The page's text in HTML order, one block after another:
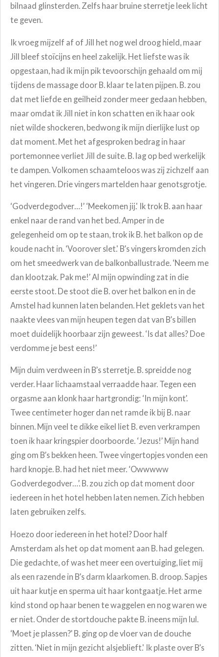
bilnaad glinsterden. Zelfs haar bruine sterretje leek licht
te geven.
Ik vroeg mijzelf af of Jill het nog wel droog hield, maar
Jill bleef stoïcijns en heel zakelijk. Het liefste was ik
opgestaan, had ik mijn pik tevoorschijn gehaald om mij
tijdens de massage door B. klaar te laten pijpen. B. zou
dat met liefde en geilheid zonder meer gedaan hebben,
maar omdat ik Jill niet in kon schatten en ik haar ook
niet wilde shockeren, bedwong ik mijn dierlijke lust op
dat moment. Met het afgesproken bedrag in haar
portemonnee verliet Jill de suite. B. lag op bed werkelijk
te dampen. Volkomen schaamteloos was zij zichzelf aan
het vingeren. Drie vingers martelden haar genotsgrotje.
‘Godverdegodver…!’ ‘Meekomen jij.' Ik trok B. aan haar
enkel naar de rand van het bed. Amper in de
gelegenheid om op te staan, trok ik B. het balkon op de
koude nacht in. ‘Voorover slet.' B’s vingers kromden zich
om het smeedwerk van de balkonballustrade. ‘Neem me
dan klootzak. Pak me!’ Al mijn opwinding zat in die
eerste stoot. De stoot die B. over het balkon en in de
Amstel had kunnen laten belanden. Het geklets van het
naakte vlees van mijn heupen tegen dat van B’s billen
moet duidelijk hoorbaar zijn geweest. ‘Is dat alles? Doe
verdomme je best eens!’
Mijn duim verdween in B’s sterretje. B. spreidde nog
verder. Haar lichaamstaal verraadde haar. Tegen een
orgasme aan klonk haar hartgrondig: ‘In mijn kont’.
Twee centimeter hoger dan net ramde ik bij B. naar
binnen. Mijn veel te dikke eikel liet B. even verkrampen
toen ik haar kringspier doorboorde. ‘Jezus!’ Mijn hand
ging om B’s bekken heen. Twee vingertopjes vonden een
hard knopje. B. had het niet meer. ‘Owwwww
Godverdegodver…’. B. zou zich op dat moment door
iedereen in het hotel hebben laten nemen. Zich hebben
laten gebruiken zelfs.
Hoezo door iedereen in het hotel? Door half
Amsterdam als het op dat moment aan B. had gelegen.
Die gedachte, of was het meer een overtuiging, liet mij
als een razende in B’s darm klaarkomen. B. droop. Sapjes
uit haar kutje en sperma uit haar kontgaatje. Het arme
kind stond op haar benen te waggelen en nog waren we
er niet. Onder de stortdouche pakte B. ineens mijn lul.
‘Moet je plassen?’ B. ging op de vloer van de douche
zitten. ‘Niet in mijn gezicht alsjeblieft.' Ik plaste over B’s